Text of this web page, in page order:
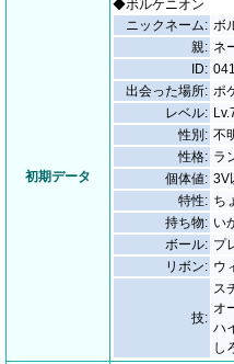
初期データ
◆ボルケニオン
ニックネーム: ボ
親: ネ
ID:
出会った場所: ポ
レベル:
性別: 不
性格: ラ
個体値: 3V
特性: ち
持ち物: い
ボール: プ
リボン: ウ
技:
ス
オ
ハ
し